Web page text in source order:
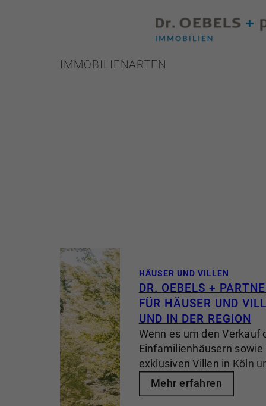
IMMOBILIENARTEN
HÄUSER UND VILLEN
DR. OEBELS +
FÜR HÄUSER UND
UND IN DER REGION
Wenn es um den Verkauf
Einfamilienhäusern
exklusiven Villen in Köln
steht der Name OEBELS
Maklerkompetenz und
Mehr erfahren